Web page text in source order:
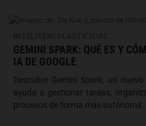
GEMINI SPARK: QUÉ ES Y
IA DE GOOGLE
Descubre Gemini Spark, un
ayuda a gestionar tareas,
procesos de forma más autónoma.